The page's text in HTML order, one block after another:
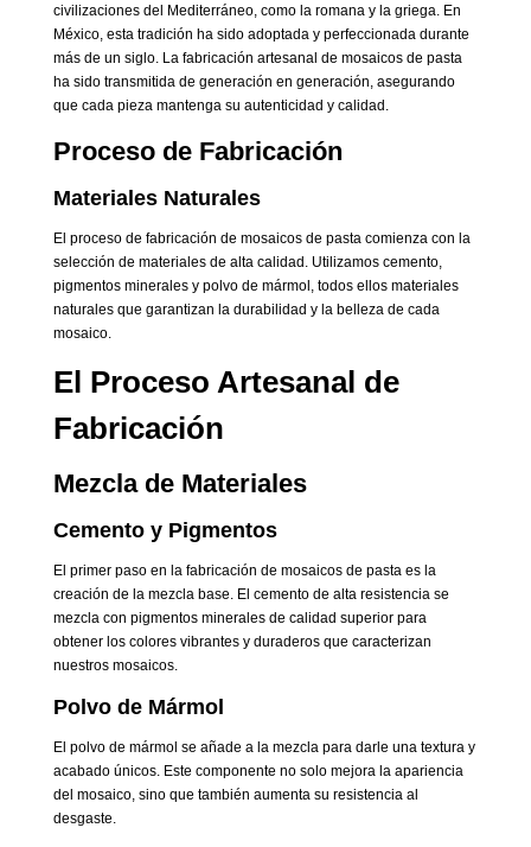
civilizaciones del Mediterráneo, como la romana y la griega. En
México, esta tradición ha sido adoptada y perfeccionada durante
más de un siglo. La fabricación artesanal de mosaicos de pasta
ha sido transmitida de generación en generación, asegurando
que cada pieza mantenga su autenticidad y calidad.
Proceso de Fabricación
Materiales Naturales
El proceso de fabricación de mosaicos de pasta comienza con la
selección de materiales de alta calidad. Utilizamos cemento,
pigmentos minerales y polvo de mármol, todos ellos materiales
naturales que garantizan la durabilidad y la belleza de cada
mosaico.
El Proceso Artesanal de
Fabricación
Mezcla de Materiales
Cemento y Pigmentos
El primer paso en la fabricación de mosaicos de pasta es la
creación de la mezcla base. El cemento de alta resistencia se
mezcla con pigmentos minerales de calidad superior para
obtener los colores vibrantes y duraderos que caracterizan
nuestros mosaicos.
Polvo de Mármol
El polvo de mármol se añade a la mezcla para darle una textura y
acabado únicos. Este componente no solo mejora la apariencia
del mosaico, sino que también aumenta su resistencia al
desgaste.